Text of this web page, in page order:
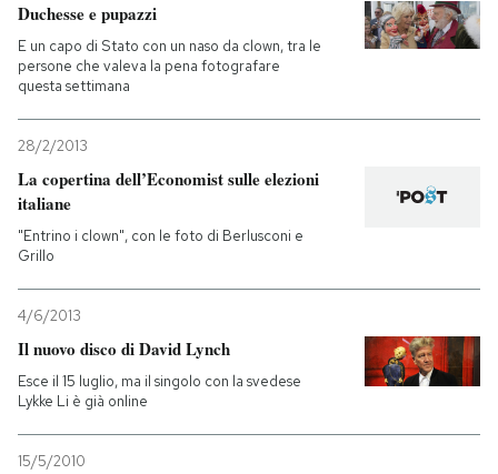
Duchesse e pupazzi
E un capo di Stato con un naso da clown, tra le
persone che valeva la pena fotografare
questa settimana
28/2/2013
La copertina dell’Economist sulle elezioni
italiane
"Entrino i clown", con le foto di Berlusconi e
Grillo
4/6/2013
Il nuovo disco di David Lynch
Esce il 15 luglio, ma il singolo con la svedese
Lykke Li è già online
15/5/2010